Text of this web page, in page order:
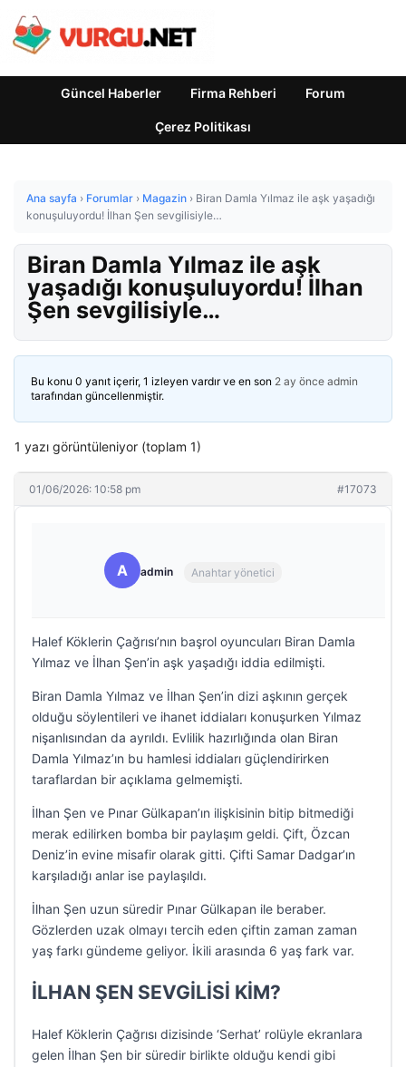
Güncel Haberler Firma Rehberi Forum
Çerez Politikası
Ana sayfa › Forumlar › Magazin › Biran Damla Yılmaz ile aşk yaşadığı
konuşuluyordu! İlhan Şen sevgilisiyle…
Biran Damla Yılmaz ile aşk
yaşadığı konuşuluyordu! İlhan
Şen sevgilisiyle…
Bu konu 0 yanıt içerir, 1 izleyen vardır ve en son 2 ay önce admin
tarafından güncellenmiştir.
1 yazı görüntüleniyor (toplam 1)
01/06/2026: 10:58 pm #17073
A admin Anahtar yönetici
Halef Köklerin Çağrısı’nın başrol oyuncuları Biran Damla
Yılmaz ve İlhan Şen’in aşk yaşadığı iddia edilmişti.
Biran Damla Yılmaz ve İlhan Şen’in dizi aşkının gerçek
olduğu söylentileri ve ihanet iddiaları konuşurken Yılmaz
nişanlısından da ayrıldı. Evlilik hazırlığında olan Biran
Damla Yılmaz’ın bu hamlesi iddiaları güçlendirirken
taraflardan bir açıklama gelmemişti.
İlhan Şen ve Pınar Gülkapan’ın ilişkisinin bitip bitmediği
merak edilirken bomba bir paylaşım geldi. Çift, Özcan
Deniz’in evine misafir olarak gitti. Çifti Samar Dadgar’ın
karşıladığı anlar ise paylaşıldı.
İlhan Şen uzun süredir Pınar Gülkapan ile beraber.
Gözlerden uzak olmayı tercih eden çiftin zaman zaman
yaş farkı gündeme geliyor. İkili arasında 6 yaş fark var.
İLHAN ŞEN SEVGİLİSİ KİM?
Halef Köklerin Çağrısı dizisinde ‘Serhat’ rolüyle ekranlara
gelen İlhan Şen bir süredir birlikte olduğu kendi gibi